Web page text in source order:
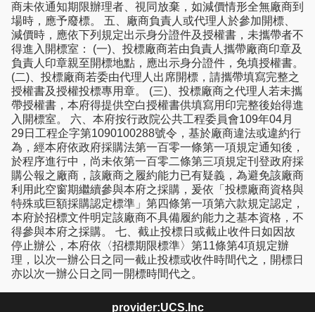
商未依通知期限辦理者、視同放棄，如減價情形全無廠商到
場時，應予廢標。 五、廠商負責人或代理人於參加開標、
減價時，應依下列規定出示身分證件及授權書，未攜帶者不
得進入開標室： (一)、投標廠商若由負責人攜帶廠商印章及
負責人印章親至開標地點，應出示身分證件，免填授權書。
(二)、投標廠商若委由代理人出席開標，請攜帶填寫完整之
授權書及授權投標專用章。 (三)、投標廠商之代理人若未攜
帶授權書，本府得提供空白授權書供填寫用印完整後始得進
入開標室。 六、本府按行政院公共工程委員會109年04月
29日工程企字第1090100288號令，基於廠商違法或違約行
為，經本府依政府採購法第一百零一條第一項規定通知後，
於程序進行中，尚未依第一百零二條第三項規定刊登政府採
購公報之廠商，該廠商之履約能力已有疑義，為避免該廠商
利用此空窗期繼續參與本府之採購，爰依「投標廠商資格與
特殊或巨額採購認定標準」第四條第一項第六款規定認定，
本府於招標文件明定該廠商不具備履約能力之基本資格，不
得參與本府之採購。 七、截止投標日或截止收件日如因故
停止辦公，本府依〈招標期限標準〉第11條第4項規定辦
理，以次一辦公日之同一截止投標或收件時間代之，開標日
亦以次一辦公日之同一開標時間代之。
provider:UCS.Inc